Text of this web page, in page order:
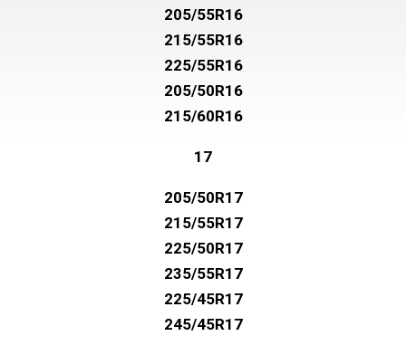
205/55R16
215/55R16
225/55R16
205/50R16
215/60R16
17
205/50R17
215/55R17
225/50R17
235/55R17
225/45R17
245/45R17